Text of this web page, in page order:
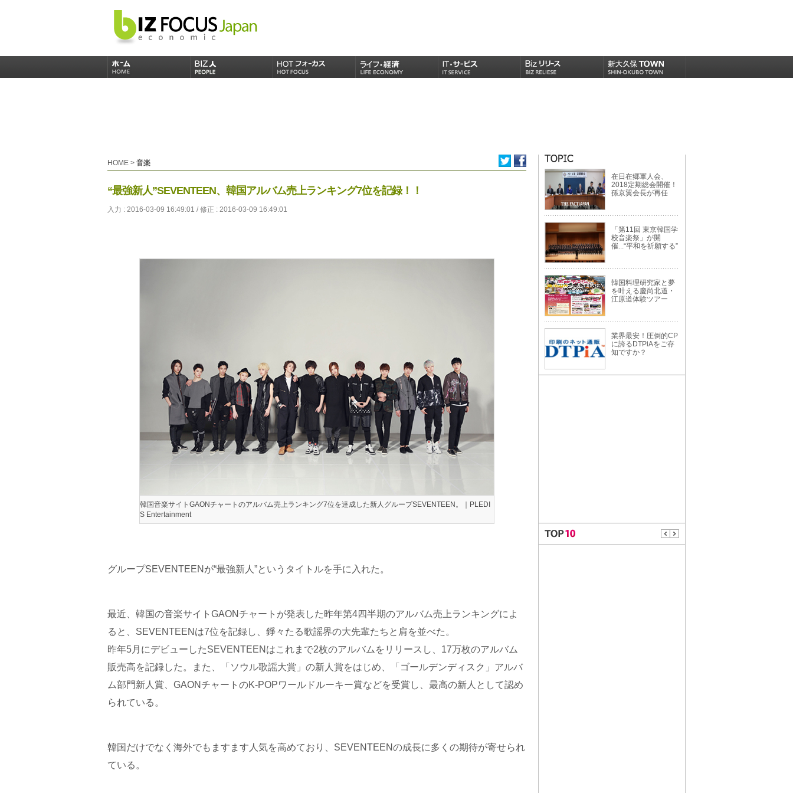
HOME > 音楽
“最強新人”SEVENTEEN、韓国アルバム売上ランキング7位を記録！！
入力 : 2016-03-09 16:49:01 / 修正 : 2016-03-09 16:49:01
韓国音楽サイトGAONチャートのアルバム売上ランキング7位を達成した新人グループSEVENTEEN。｜PLEDI
S Entertainment
グループSEVENTEENが“最強新人”というタイトルを手に入れた。
最近、韓国の音楽サイトGAONチャートが発表した昨年第4四半期のアルバム売上ランキングによ
ると、SEVENTEENは7位を記録し、錚々たる歌謡界の大先輩たちと肩を並べた。
昨年5月にデビューしたSEVENTEENはこれまで2枚のアルバムをリリースし、17万枚のアルバム
販売高を記録した。また、「ソウル歌謡大賞」の新人賞をはじめ、「ゴールデンディスク」アルバ
ム部門新人賞、GAONチャートのK-POPワールドルーキー賞などを受賞し、最高の新人として認め
られている。
韓国だけでなく海外でもますます人気を高めており、SEVENTEENの成長に多くの期待が寄せられ
ている。
在日在郷軍人会、
2018定期総会開催！
孫京翼会長が再任
「第11回 東京韓国学
校音楽祭」が開
催...“平和を祈願する”
韓国料理研究家と夢
を叶える慶尚北道・
江原道体験ツアー
業界最安！圧倒的CP
に誇るDTPiAをご存
知ですか？